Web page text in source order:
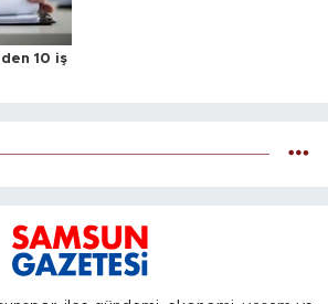
10 iş